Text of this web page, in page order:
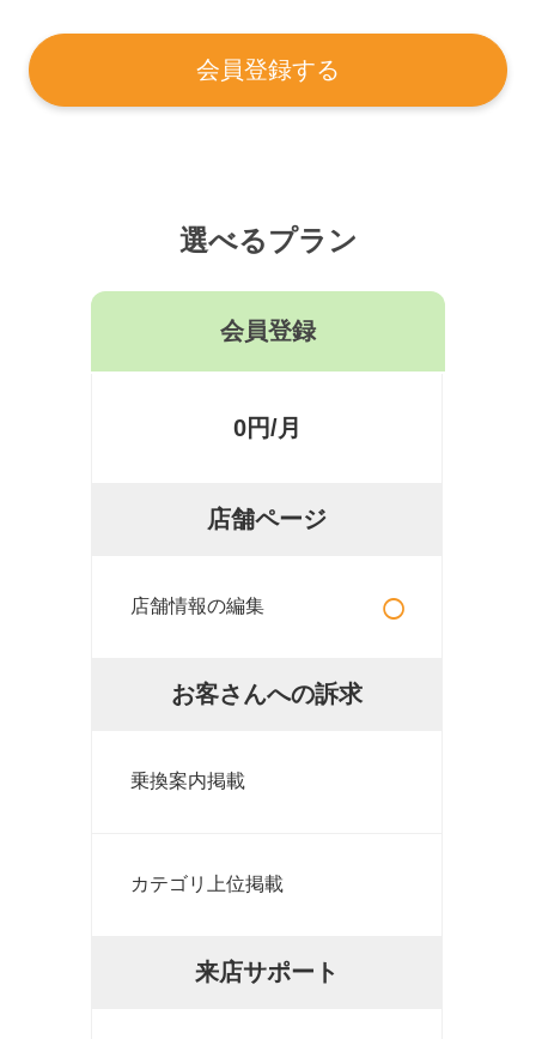
会員登録する
選べるプラン
会員登録
0円/月
店舗ページ
店舗情報の編集 ○
お客さんへの訴求
乗換案内掲載
カテゴリ上位掲載
来店サポート